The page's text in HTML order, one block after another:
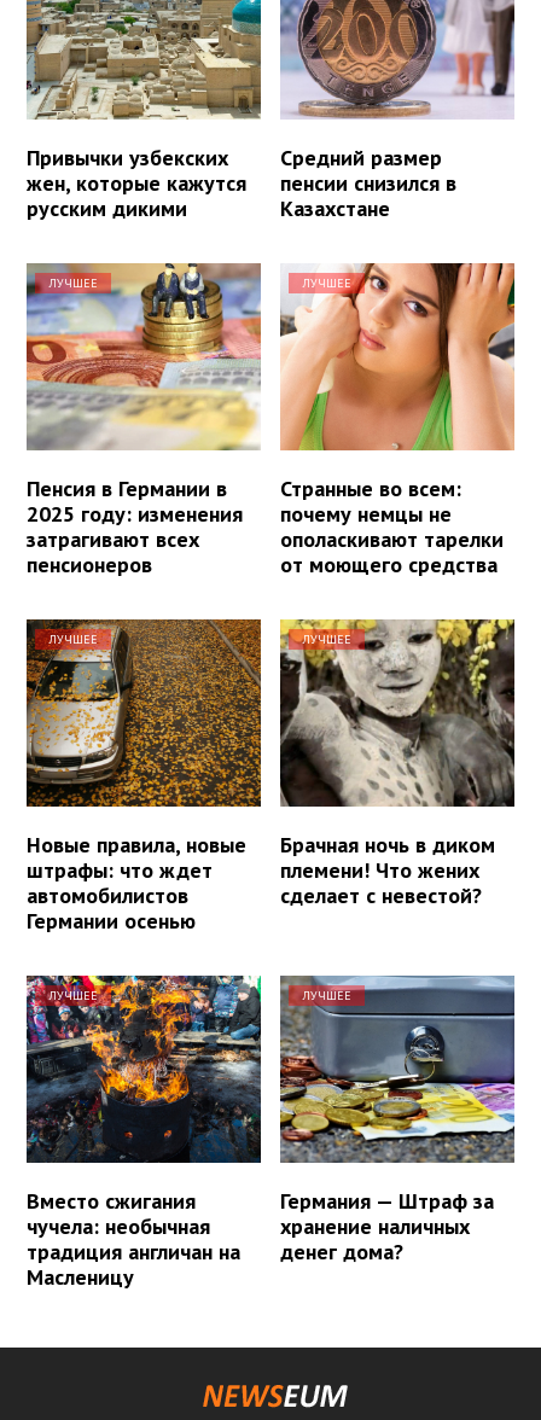
Привычки узбекских
жен, которые кажутся
русским дикими
Средний размер
пенсии снизился в
Казахстане
ЛУЧШЕЕ
Пенсия в Германии в
2025 году: изменения
затрагивают всех
пенсионеров
ЛУЧШЕЕ
Странные во всем:
почему немцы не
ополаскивают тарелки
от моющего средства
ЛУЧШЕЕ
Новые правила, новые
штрафы: что ждет
автомобилистов
Германии осенью
ЛУЧШЕЕ
Брачная ночь в диком
племени! Что жених
сделает с невестой?
ЛУЧШЕЕ
Вместо сжигания
чучела: необычная
традиция англичан на
Масленицу
ЛУЧШЕЕ
Германия — Штраф за
хранение наличных
денег дома?